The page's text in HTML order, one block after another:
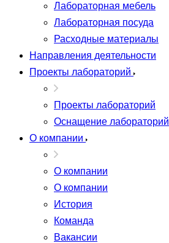
Лабораторная мебель
Лабораторная посуда
Расходные материалы
Направления деятельности
Проекты лабораторий
Проекты лабораторий
Оснащение лабораторий
О компании
О компании
О компании
История
Команда
Вакансии